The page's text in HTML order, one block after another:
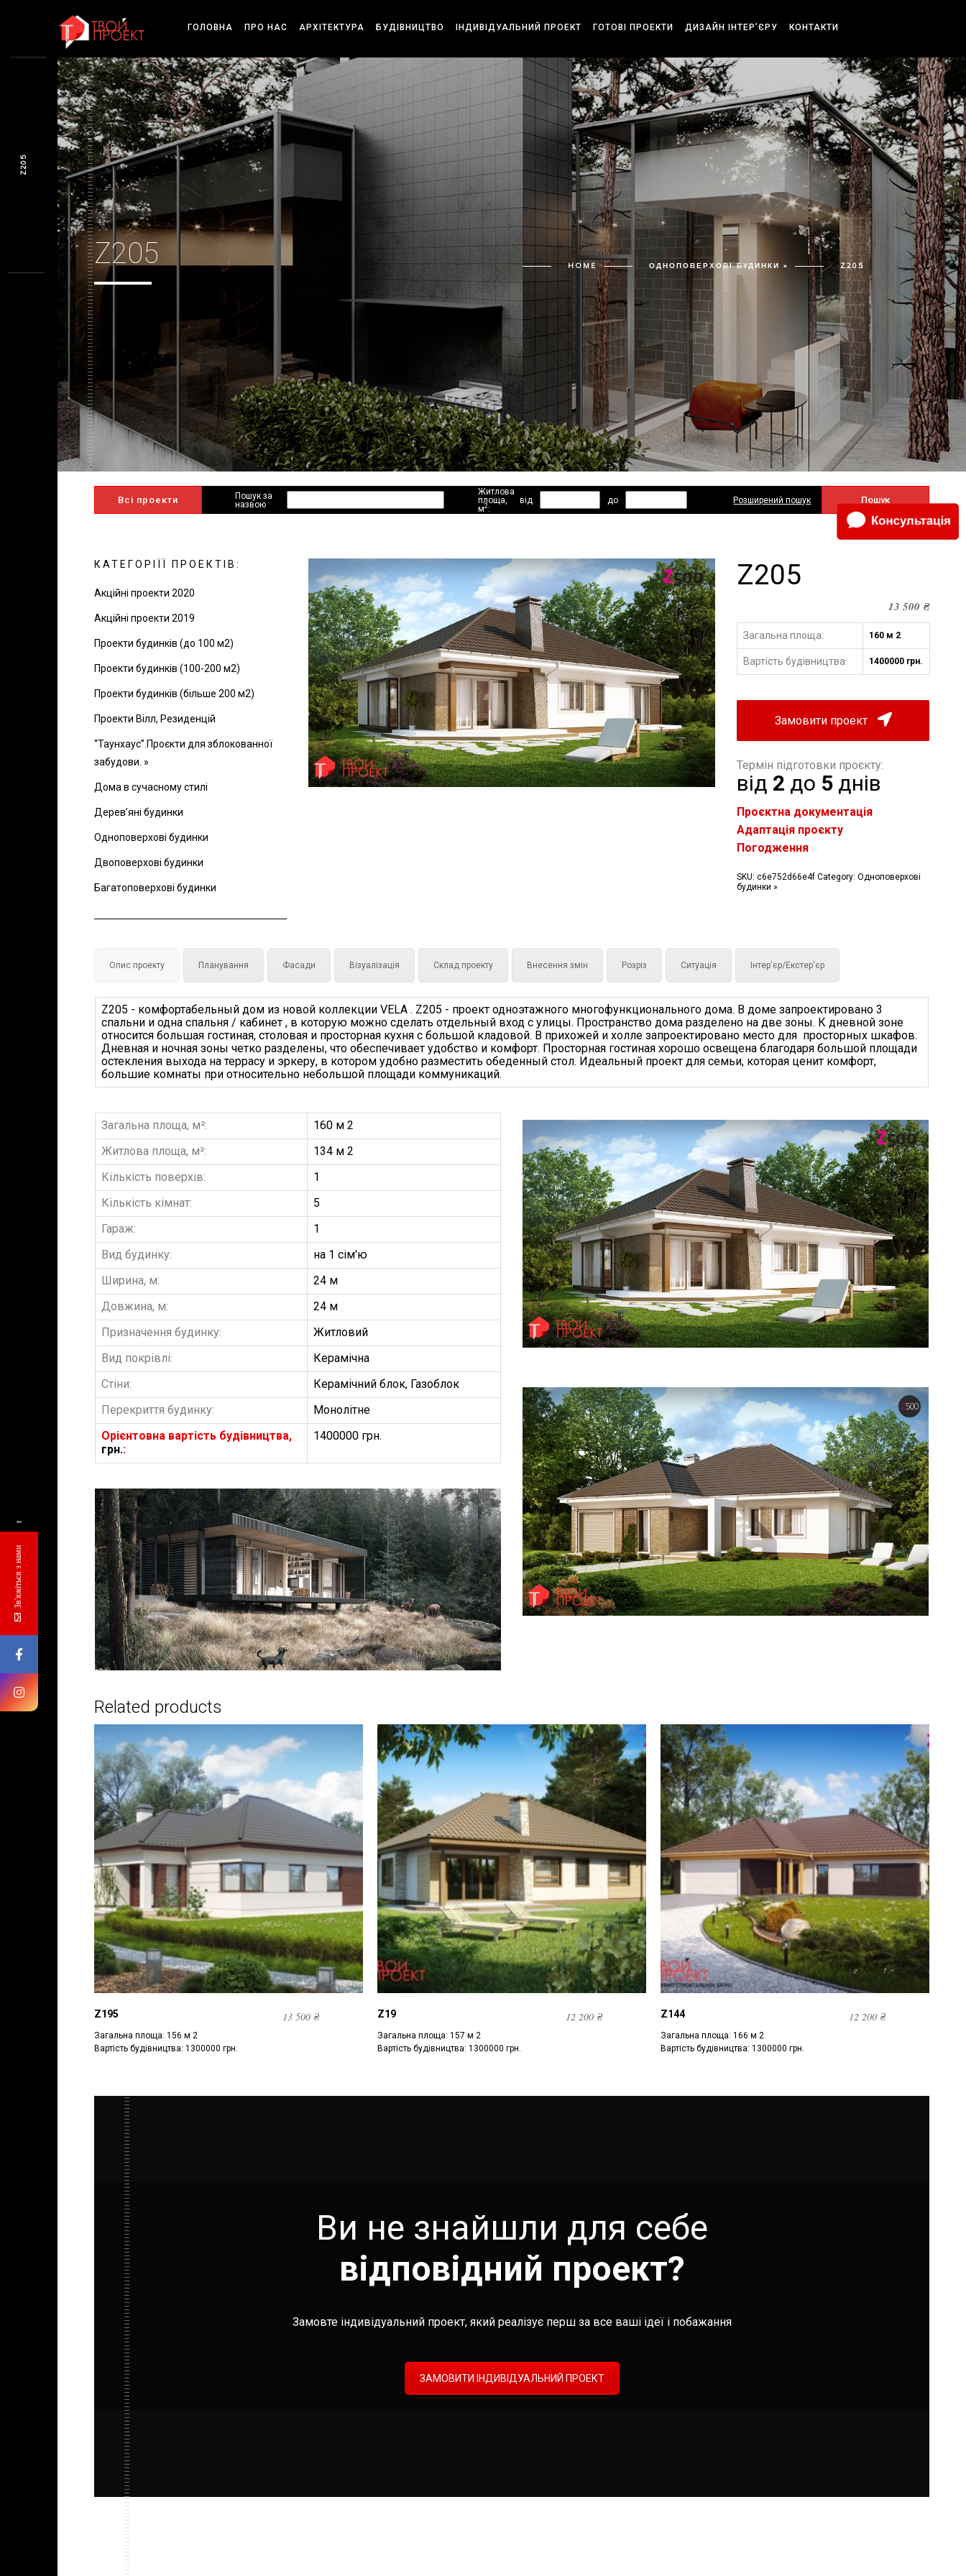
ГОЛОВНА ПРО НАС АРХІТЕКТУРА БУДІВНИЦТВО ІНДИВІДУАЛЬНИЙ ПРОЕКТ ГОТОВІ ПРОЕКТИ ДИЗАЙН ІНТЕР’ЄРУ КОНТАКТИ
Z205 HOME ОДНОПОВЕРХОВІ БУДИНКИ » Z205
Всі проекти
Пошук за
назвою
Житлова
площа,
м2:
від до Пошук
Розширений пошук
КАТЕГОРІЇЇ ПРОЕКТІВ:
Акційні проекти 2020
Акційні проекти 2019
Проекти будинків (до 100 м2)
Проекти будинків (100-200 м2)
Проекти будинків (більше 200 м2)
Проекти Вілл, Резиденцій
“Таунхаус”.Проєкти для зблокованної
забудови. »
Дома в сучасному стилі
Дерев’яні будинки
Одноповерхові будинки
Двоповерхові будинки
Багатоповерхові будинки
Z205
13 500₴
Загальна площа: 160 м 2
Вартість будівництва: 1400000 грн.
Замовити проект
Термін підготовки проєкту:
від 2 до 5 днів
Проєктна документація
Адаптація проєкту
Погодження
SKU:c6e752d66e4f Category:Одноповерхові
будинки »
Опис проекту Планування Фасади Візуалізація Склад проекту Внесення змін Розріз Ситуація Інтер'єр/Екстер'єр
Z205 - комфортабельный дом из новой коллекции VELA . Z205 - проект одноэтажного многофункционального дома. В доме запроектировано 3
спальни и одна спальня / кабинет , в которую можно сделать отдельный вход с улицы. Пространство дома разделено на две зоны. К дневной зоне
относится большая гостиная, столовая и просторная кухня с большой кладовой. В прихожей и холле запроектировано место для просторных шкафов.
Дневная и ночная зоны четко разделены, что обеспечивает удобство и комфорт. Просторная гостиная хорошо освещена благодаря большой площади
остекления выхода на террасу и эркеру, в котором удобно разместить обеденный стол. Идеальный проект для семьи, которая ценит комфорт,
большие комнаты при относительно небольшой площади коммуникаций.
Загальна площа, м²:
160 м 2
Житлова площа, м²:
134 м 2
Кількість поверхів:
1
Кількість кімнат:
5
Гараж:
1
Вид будинку:
на 1 сім'ю
Ширина, м:
24 м
Довжина, м:
24 м
Призначення будинку:
Житловий
Вид покрівлі:
Керамічна
Стіни:
Керамічний блок, Газоблок
Перекриття будинку:
Монолітне
Орієнтовна вартість будівництва,
грн.:
1400000 грн.
БУДІВНИЦТВО БУДИНКІВ
З
АББ”ТВІЙ ПРОЕКТ”
Замовити будівництво
Related products
Z195 13 500 ₴
Загальна площа: 156 м 2
Вартість будівництва: 1300000 грн.
Z19 12 200 ₴
Загальна площа: 157 м 2
Вартість будівництва: 1300000 грн.
Z144 12 200₴
Загальна площа: 166 м 2
Вартість будівництва: 1300000 грн.
Ви не знайшли для себе
відповідний проект?
Замовте індивідуальний проект, який реалізує перш за все ваші ідеї і побажання
ЗАМОВИТИ ІНДИВІДУАЛЬНИЙ ПРОЕКТ
Z205
←
Зв'яжіться з нами